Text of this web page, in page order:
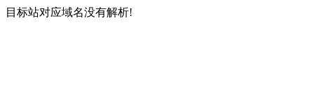
目标站对应域名没有解析!